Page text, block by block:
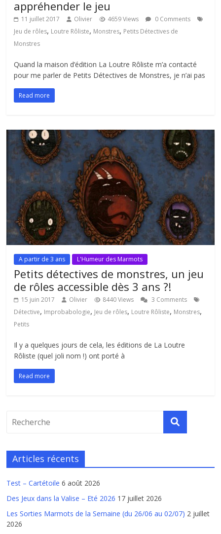
appréhender le jeu
11 juillet 2017 Olivier 4659 Views
0 Comments
Jeu de rôles, Loutre Rôliste, Monstres, Petits Détectives de
Monstres
Quand la maison d’édition La Loutre Rôliste m’a contacté
pour me parler de Petits Détectives de Monstres, je n’ai pas
Read more
A partir de 3 ans L'Humeur des Marmots
Petits détectives de monstres, un jeu
de rôles accessible dès 3 ans ?!
15 juin 2017 Olivier 8440 Views
3 Comments
Détective, Improbabologie, Jeu de rôles, Loutre Rôliste, Monstres,
Petits
Il y a quelques jours de cela, les éditions de La Loutre
Rôliste (quel joli nom !) ont porté à
Read more
Articles récents
Test – Cartétoile 6 août 2026
Des Jeux dans la Valise – Eté 2026 17 juillet 2026
Les Sorties Marmots de la Semaine (du 26/06 au 02/07) 2 juillet
2026